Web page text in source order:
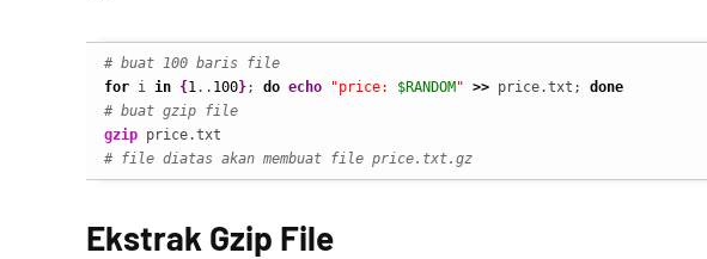
# buat 100 baris file
for i in { 1.. 100}; do echo "price: $RANDOM " >> price.txt; done
# buat gzip file
gzip
# file diatas akan membuat file price.txt.gz
Ekstrak Gzip File